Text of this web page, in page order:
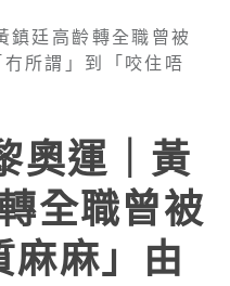
奧運｜黃
全職曾被
麻麻」由